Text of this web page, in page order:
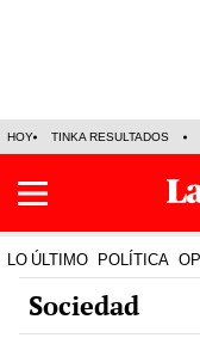
HOY TINKA RESULTADOS
LO ÚLTIMO POLÍTICA
Sociedad